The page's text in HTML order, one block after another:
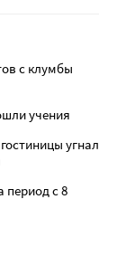
с клумбы
учения
угнал
период с 8